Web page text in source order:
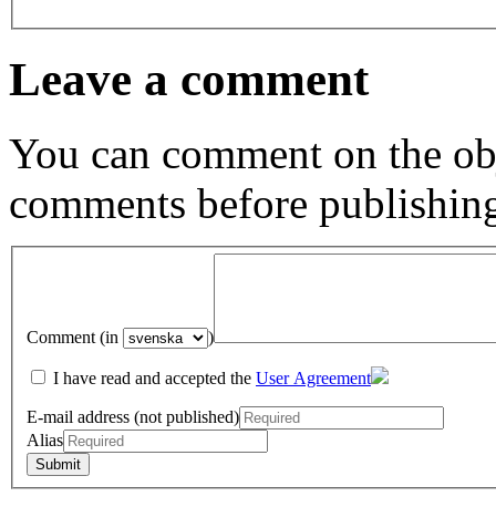
Leave a comment
You can comment on the
comments before
Comment (in )
I have read and accepted the User Agreement
E-mail address (not published)
Alias